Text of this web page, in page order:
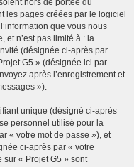
hors de portée du
les pages créées par le logiciel
que vous nous
et n’est pas limité à : la
(désignée ci-après par
G5 » (désignée ici par
après l’enregistrement et
»).
unique (désigné ci-après
personnel utilisé pour la
« votre mot de passe »), et
ci-après par « votre
sur « Projet G5 » sont